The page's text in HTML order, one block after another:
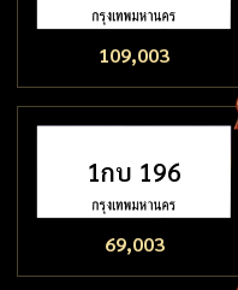
109,003
1กบ 196
69,003